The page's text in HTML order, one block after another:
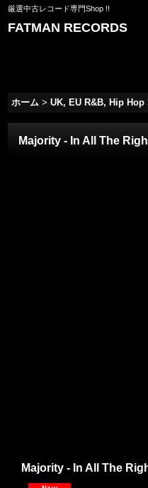
厳選中古レコード専門Shop !!
FATMAN RECORDS
ホーム > UK, EU R&B, Hip Hop
Majority - In All The
Majority - In All The